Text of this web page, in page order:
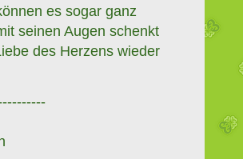
es sogar ganz
seinen Augen schenkt
des Herzens wieder